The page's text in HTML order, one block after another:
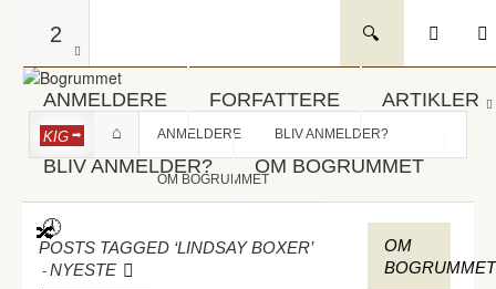
2
ANMELDERE FORFATTERE ARTIKLER
BLIV ANMELDER? OM BOGRUMMET
KIG ANMELDERE BLIV ANMELDER?
OM BOGRUMMET
POSTS TAGGED ‘LINDSAY BOXER’
-NYESTE
OM
BOGRUMMET